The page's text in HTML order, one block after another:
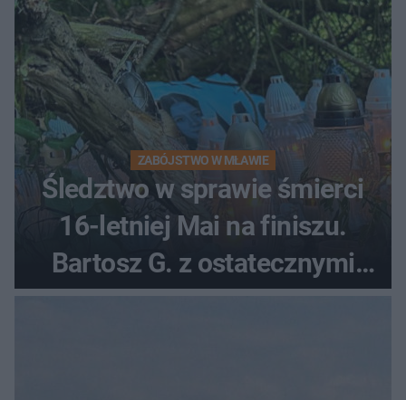
ZABÓJSTWO W MŁAWIE
Śledztwo w sprawie śmierci
16-letniej Mai na finiszu.
Bartosz G. z ostatecznymi
zarzutami